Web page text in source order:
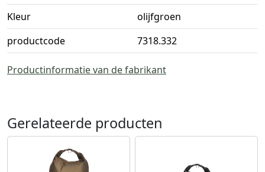
Kleur
olijfgroen
productcode
7318.332
Productinformatie van de fabrikant
Gerelateerde producten